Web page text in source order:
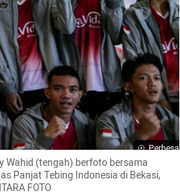
Perbesar
Wahid (tengah) berfoto bersama
Panjat Tebing Indonesia di Bekasi,
FOTO